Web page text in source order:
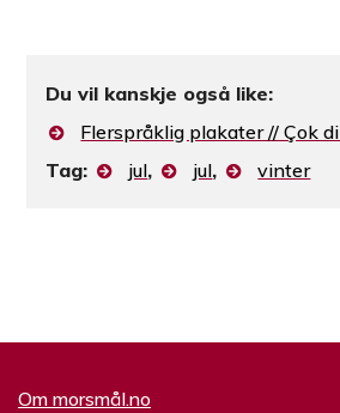
Du vil kanskje også like:
Flerspråklig plakater // Çok
Tag:
jul, jul, vinter
Om morsmål.no